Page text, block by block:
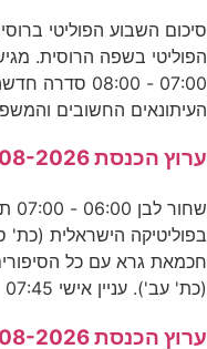
הפוליטי בשפה הרוסית.
07:00 -
העיתונאים החשובים
ערוץ הכנסת 06-08-2026
חכמאת גרא עם כל
(כת' עב'). עניין אישי 07:45
ערוץ הכנסת 05-08-2026